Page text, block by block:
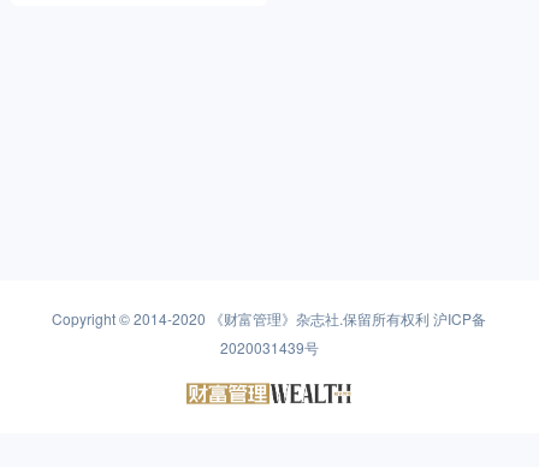
Copyright © 2014-2020 《财富管理》杂志社.保留所有权利沪ICP备
2020031439号